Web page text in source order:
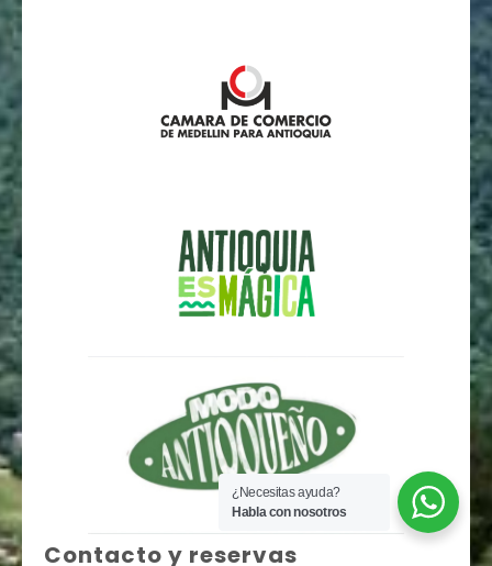
Contacto y reservas
¿Necesitas ayuda?
Habla con nosotros